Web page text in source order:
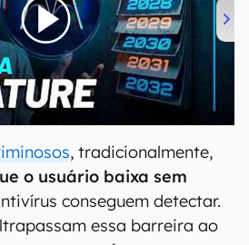
, tradicionalmente,
o usuário baixa sem
conseguem detectar.
essa barreira ao